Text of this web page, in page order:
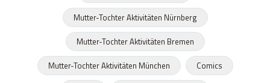
Mutter-Tochter Aktivitäten Nürnberg
Mutter-Tochter Aktivitäten Bremen
Mutter-Tochter Aktivitäten München
Comics